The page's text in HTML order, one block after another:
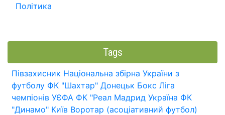
Політика
Tags
Півзахисник Національна збірна України з
футболу ФК "Шахтар" Донецьк Бокс Ліга
чемпіонів УЄФА ФК "Реал Мадрид Україна ФК
"Динамо" Київ Воротар (асоціативний футбол)